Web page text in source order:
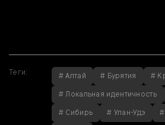
Теги: # Алтай # Бурятия
#
# Локальная идентичность
# Сибирь
# Улан-Удэ